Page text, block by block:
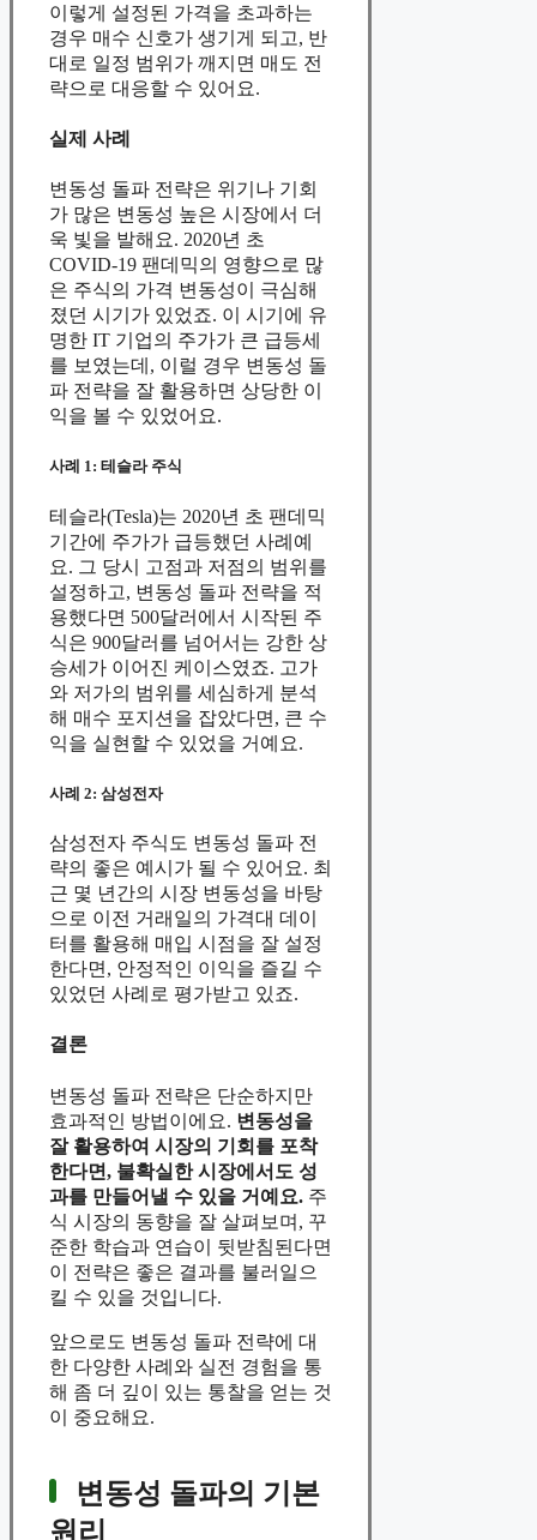
이렇게 설정된 가격을 초과하는
경우 매수 신호가 생기게 되고, 반
대로 일정 범위가 깨지면 매도 전
략으로 대응할 수 있어요.
실제 사례
변동성 돌파 전략은 위기나 기회
가 많은 변동성 높은 시장에서 더
욱 빛을 발해요. 2020년 초
COVID-19 팬데믹의 영향으로 많
은 주식의 가격 변동성이 극심해
졌던 시기가 있었죠. 이 시기에 유
명한 IT 기업의 주가가 큰 급등세
를 보였는데, 이럴 경우 변동성 돌
파 전략을 잘 활용하면 상당한 이
익을 볼 수 있었어요.
사례 1: 테슬라 주식
테슬라(Tesla)는 2020년 초 팬데믹
기간에 주가가 급등했던 사례예
요. 그 당시 고점과 저점의 범위를
설정하고, 변동성 돌파 전략을 적
용했다면 500달러에서 시작된 주
식은 900달러를 넘어서는 강한 상
승세가 이어진 케이스였죠. 고가
와 저가의 범위를 세심하게 분석
해 매수 포지션을 잡았다면, 큰 수
익을 실현할 수 있었을 거예요.
사례 2: 삼성전자
삼성전자 주식도 변동성 돌파 전
략의 좋은 예시가 될 수 있어요. 최
근 몇 년간의 시장 변동성을 바탕
으로 이전 거래일의 가격대 데이
터를 활용해 매입 시점을 잘 설정
한다면, 안정적인 이익을 즐길 수
있었던 사례로 평가받고 있죠.
결론
변동성 돌파 전략은 단순하지만
효과적인 방법이에요. 변동성을
잘 활용하여 시장의 기회를 포착
한다면, 불확실한 시장에서도 성
과를 만들어낼 수 있을 거예요. 주
식 시장의 동향을 잘 살펴보며, 꾸
준한 학습과 연습이 뒷받침된다면
이 전략은 좋은 결과를 불러일으
킬 수 있을 것입니다.
앞으로도 변동성 돌파 전략에 대
한 다양한 사례와 실전 경험을 통
해 좀 더 깊이 있는 통찰을 얻는 것
이 중요해요.
변동성 돌파의 기본
원리